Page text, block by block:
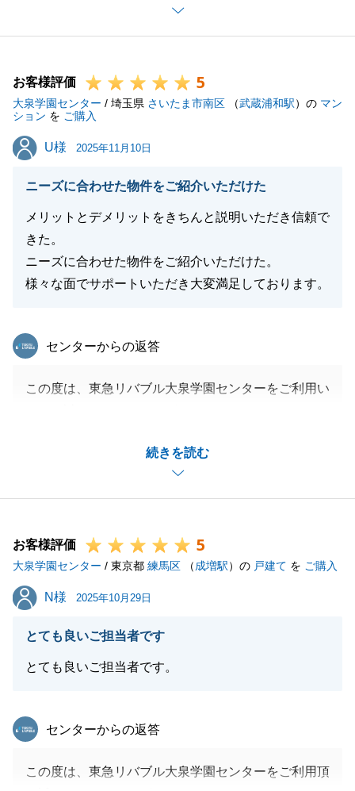
また、不動産に関するお困りごとがございましたら、
引き続き、どうぞよろしくお願い申し上げます。
お客様評価 5
大泉学園センター / 埼玉県 さいたま市南区 （武蔵浦和駅）の マン
ション を ご購入
U様
U様 2025年11月10日
ニーズに合わせた物件をご紹介いただけた
メリットとデメリットをきちんと説明いただき信頼で
きた。
ニーズに合わせた物件をご紹介いただけた。
様々な面でサポートいただき大変満足しております。
続きを読む
東急リバブル
センターからの返答
この度は、東急リバブル大泉学園センターをご利用い
U様のご協力があったからこそスムーズなお取引を行
うことができました。
お願い申し上げます。
お客様評価 5
大泉学園センター / 東京都 練馬区 （成増駅）の 戸建て を ご購入
N様
N様 2025年10月29日
とても良いご担当者です
とても良いご担当者です。
東急リバブル
センターからの返答
この度は、東急リバブル大泉学園センターをご利用頂